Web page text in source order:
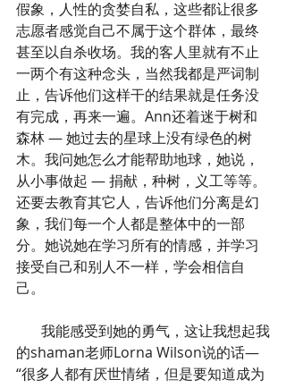
假象，人性的贪婪自私，这些都让很多
志愿者感觉自己不属于这个群体，最终
甚至以自杀收场。我的客人里就有不止
一两个有这种念头，当然我都是严词制
止，告诉他们这样干的结果就是任务没
有完成，再来一遍。Ann还着迷于树和
森林 — 她过去的星球上没有绿色的树
木。我问她怎么才能帮助地球，她说，
从小事做起 — 捐献，种树，义工等等。
还要去教育其它人，告诉他们分离是幻
象，我们每一个人都是整体中的一部
分。她说她在学习所有的情感，并学习
接受自己和别人不一样，学会相信自
己。
我能感受到她的勇气，这让我想起我
的shaman老师Lorna Wilson说的话—
“很多人都有厌世情绪，但是要知道成为